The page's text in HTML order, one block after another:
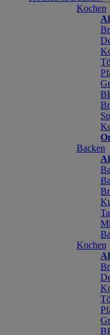
Kochen
Backen
Kochen